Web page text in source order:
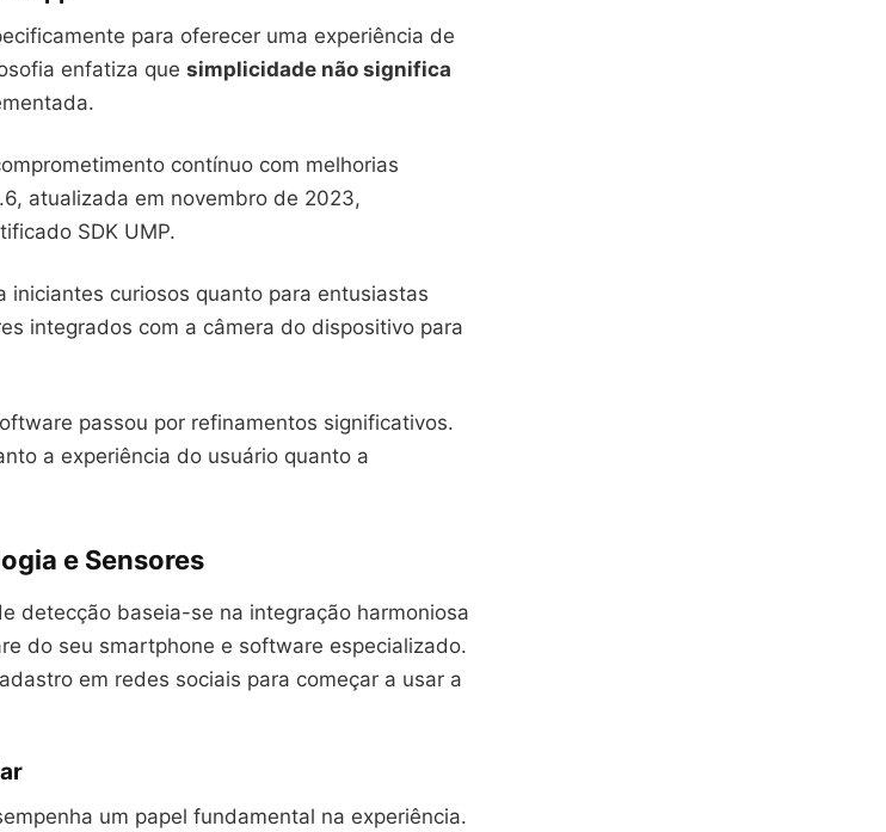
para oferecer uma experiência de
enfatiza que simplicidade não significa
contínuo com melhorias
atualizada em novembro de 2023,
SDK UMP.
curiosos quanto para entusiastas
integrados com a câmera do dispositivo para
passou por refinamentos significativos.
a experiência do usuário quanto a
e Sensores
detecção baseia-se na integração harmoniosa
do seu smartphone e software especializado.
em redes sociais para começar a usar a
um papel fundamental na experiência.